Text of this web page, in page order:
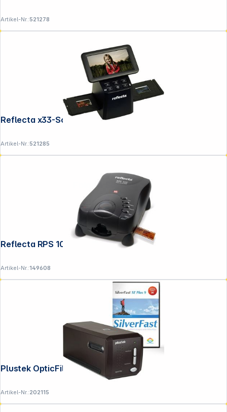
Artikel-Nr.:521278
Reflecta x33-Scan
Artikel-Nr.:521285
Reflecta RPS 10 S
Artikel-Nr.:149608
Plustek OpticFilm 8300 i SilverFast SE
Artikel-Nr.:202115
Folgen Sie uns auf